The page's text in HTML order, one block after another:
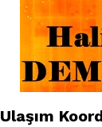
Ulaşım